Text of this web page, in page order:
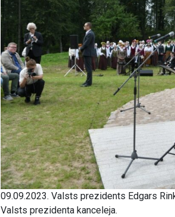
09.09.2023. Valsts prezidents Edgars
Valsts prezidenta kanceleja.